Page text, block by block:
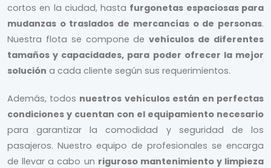
desplazamientos, por eso ofrecemos asistencia en
carretera las 24 horas, los 7 días de la semana, los
365 días del año, para atenderte en caso de
cualquier eventualidad en tu viaje.
Confía en nuestro servicio de alquiler de coches y
para una experiencia de transporte sin
complicaciones y con todas las comodidades que
¡Estamos aquí para hacer que tu viaje sea
seguro, conveniente y placentero!
cortos en la ciudad, hasta furgonetas espaciosas para
mudanzas o traslados de mercancías o de personas.
Nuestra flota se compone devehículos de diferentes
tamaños y capacidades, para poder ofrecer la mejor
solución a cada cliente según sus requerimientos.
Además, todos nuestros vehículos están en perfectas
condiciones y cuentan con el equipamiento necesario
para garantizar la comodidad y seguridad de los
pasajeros. Nuestro equipo de profesionales se encarga
de llevar a cabo un riguroso mantenimiento y limpieza